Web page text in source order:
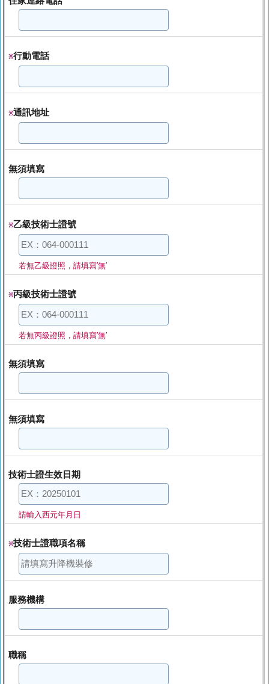
※行動電話
※通訊地址
無須填寫
※乙級技術士證號
若無乙級證照，請填寫′無′
※丙級技術士證號
若無丙級證照，請填寫′無′
無須填寫
無須填寫
技術士證生效日期
請輸入西元年月日
※技術士證職項名稱
服務機構
職稱